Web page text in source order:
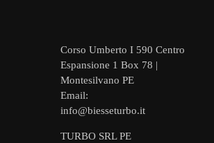
Corso Umberto I 590 Centro
Espansione 1 Box 78 |
Montesilvano PE
Email:
info@biesseturbo.it
TURBO SRL PE